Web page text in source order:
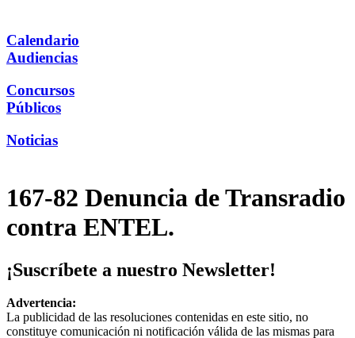
Calendario
Audiencias
Concursos
Públicos
Noticias
167-82 Denuncia de Transradio
contra ENTEL.
¡Suscríbete a nuestro Newsletter!
Advertencia:
La publicidad de las resoluciones contenidas en este sitio, no
constituye comunicación ni notificación válida de las mismas para